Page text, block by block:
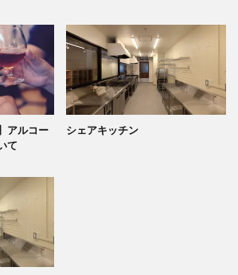
アルコー
て
シェアキッチン